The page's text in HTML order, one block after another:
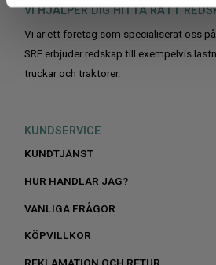
VI HJÄLPER DIG HITTA RÄTT
Vi är ett företag som specialiserat oss
SRF erbjuder redskap till exempelvis
truckar och traktorer.
KUNDSERVICE
KUNDTJÄNST
HUR HANDLAR JAG?
VANLIGA FRÅGOR
KÖPVILLKOR